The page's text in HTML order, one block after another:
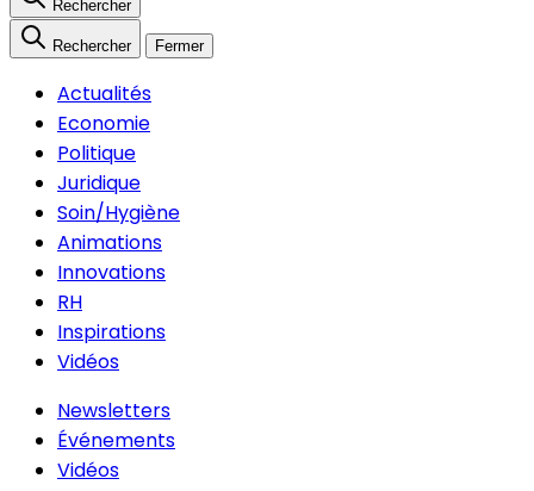
Rechercher
Rechercher Fermer
Actualités
Economie
Politique
Juridique
Soin/Hygiène
Animations
Innovations
RH
Inspirations
Vidéos
Newsletters
Événements
Vidéos